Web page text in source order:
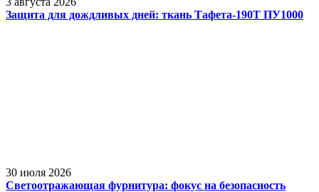
Защита для дождливых дней: ткань Тафета-190Т ПУ1000
30 июля 2026
Светоотражающая фурнитура: фокус на безопасность